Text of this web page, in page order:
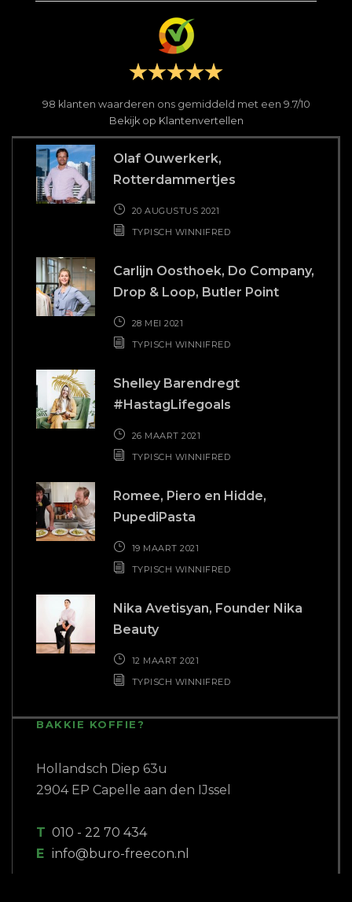
98 klanten waarderen ons gemiddeld met een 9.7/10
Bekijk op Klantenvertellen
Olaf Ouwerkerk,
Rotterdammertjes
20 AUGUSTUS 2021
TYPISCH WINNIFRED
Carlijn Oosthoek, Do Company,
Drop & Loop, Butler Point
28 MEI 2021
TYPISCH WINNIFRED
Shelley Barendregt
#HastagLifegoals
26 MAART 2021
TYPISCH WINNIFRED
Romee, Piero en Hidde,
PupediPasta
19 MAART 2021
TYPISCH WINNIFRED
Nika Avetisyan, Founder Nika
Beauty
12 MAART 2021
TYPISCH WINNIFRED
BAKKIE KOFFIE?
Hollandsch Diep 63u
2904 EP Capelle aan den IJssel
T 010 - 22 70 434
E info@buro-freecon.nl